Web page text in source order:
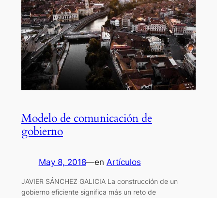
Modelo de comunicación de
gobierno
May 8, 2018—en Artículos
JAVIER SÁNCHEZ GALICIA La construcción de un
gobierno eficiente significa más un reto de